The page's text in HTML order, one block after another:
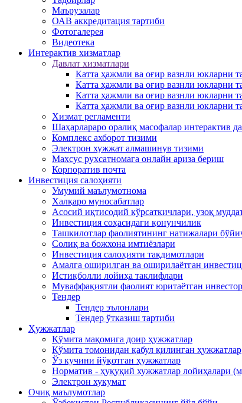
Маърузалар
ОАВ аккредитация тартиби
Фотогалерея
Видеотека
Интерактив xизматлар
Давлат хизматлари
Катта ҳажмли ва оғир вазнли юкларни
Катта ҳажмли ва оғир вазнли юкларни
Катта ҳажмли ва оғир вазнли юкларни
Катта ҳажмли ва оғир вазнли юкларни
Хизмат регламенти
Шаҳарлараро оралиқ масофалар интерактив
Комплекс ахборот тизими
Электрон хужжат алмашинув тизими
Махсус рухсатномага онлайн ариза бериш
Корпоратив почта
Инвестиция салоҳияти
Умумий маълумотнома
Xалқаро муносабатлар
Асосий иқтисодий кўрсаткичлари, узоқ
Инвестиция соҳасидаги қонунчилик
Ташкилотлар фаолиятининг натижалари
Солиқ ва божхона имтиёзлари
Инвестиция салоҳияти тақдимотлари
Амалга оширилган ва оширилаётган
Истиқболли лойиҳа таклифлари
Муваффақиятли фаолият юритаётган
Тендер
Тендер эълонлари
Тендер ўтказиш тартиби
Ҳужжатлар
Қўмита мақомига доир ҳужжатлар
Қўмита томонидан қабул қилинган ҳужжатлар
Ўз кучини йўқотган ҳужжатлар
Норматив - ҳуқуқий хужжатлар лойиҳалари
Электрон хукумат
Очиқ маълумотлар